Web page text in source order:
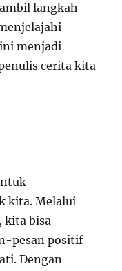
langkah
menjadi
cerita kita
kita. Melalui
kita bisa
pesan positif
Dengan